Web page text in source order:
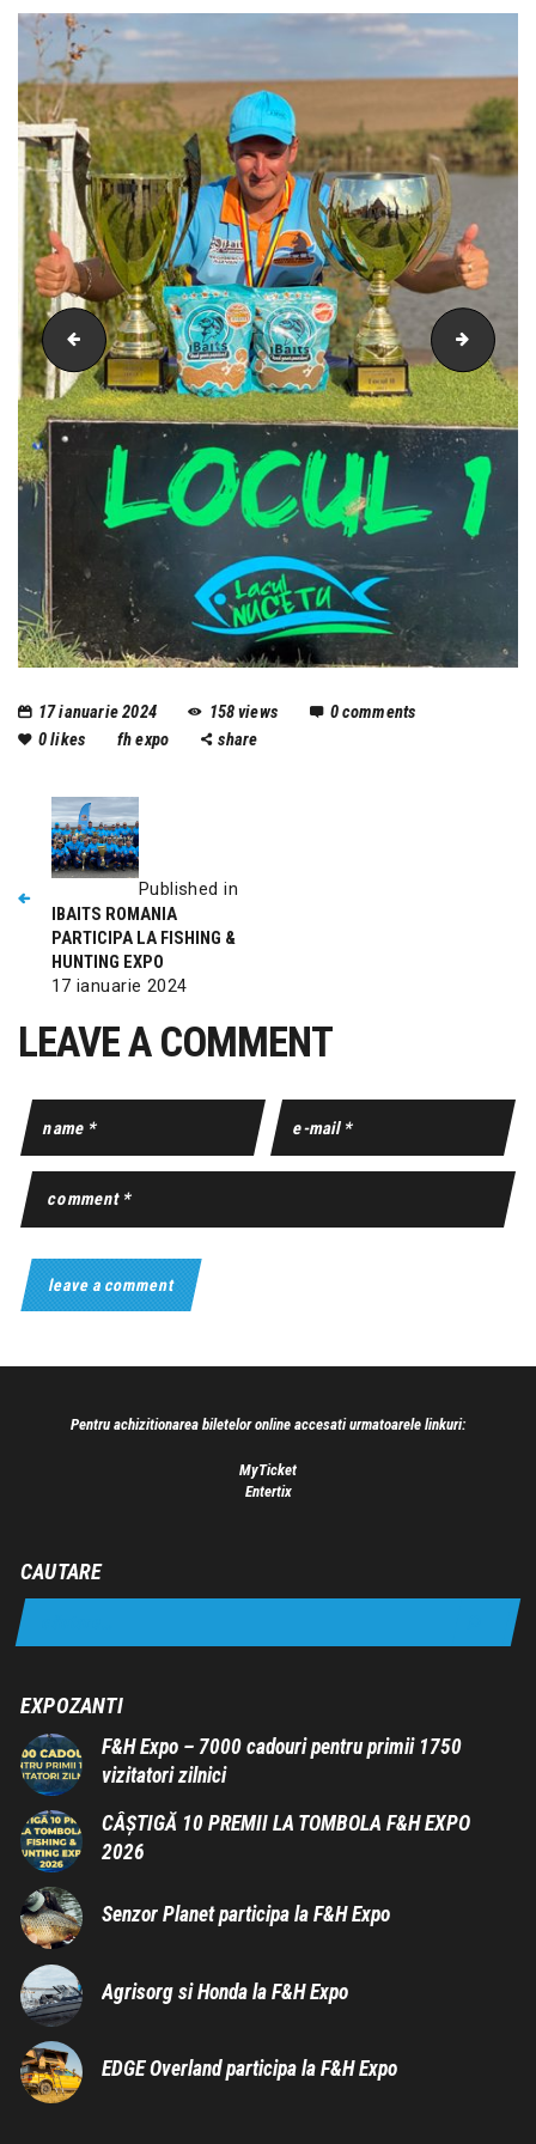
image8
17 ianuarie 2024 158views 0comments
0likes fh expo share
Published in
IBAITS ROMANIA
PARTICIPA LA FISHING &
HUNTING EXPO
17 ianuarie 2024
LEAVE A COMMENT
Pentru achizitionarea biletelor online accesati urmatoarele linkuri:
MyTicket
Entertix
CAUTARE
EXPOZANTI
F&H Expo – 7000 cadouri pentru primii 1750
vizitatori zilnici
CÂȘTIGĂ 10 PREMII LA TOMBOLA F&H EXPO
2026
Senzor Planet participa la F&H Expo
Agrisorg si Honda la F&H Expo
EDGE Overland participa la F&H Expo